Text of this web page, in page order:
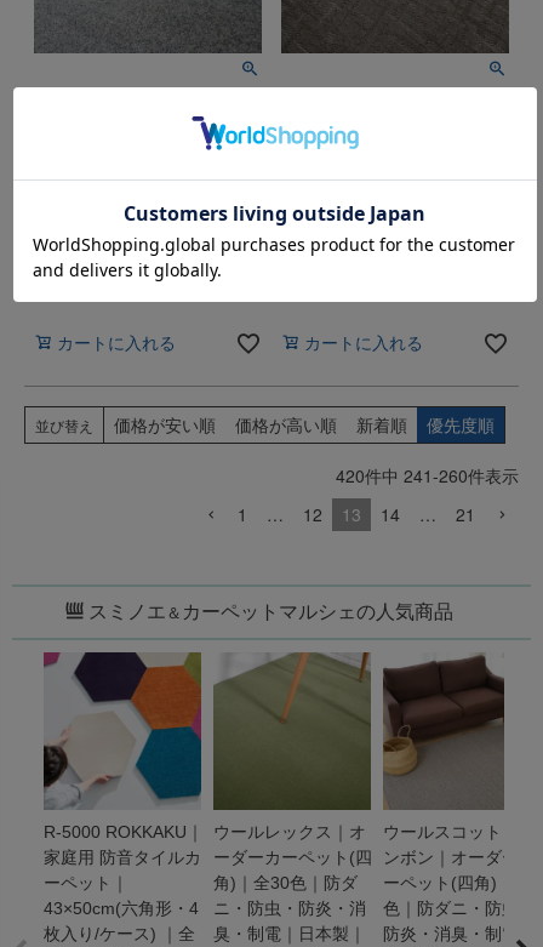
300×350cm ｜全10色｜防
汚・遊び毛防止｜日本製｜
Carpet Concierge
カーペットマルシェ価格
113,410
税込
カートに入れる
ールラグ｜チェック柄｜
消臭・制電・防虫｜日本製｜
Carpet Concierge
カーペットマルシェ価格
税込
カートに入れる
並び替え 価格が安い順 価格が高い順 新着順 優先度順
420件中 241-260件表示
1
… 12 13 14 … 21
スミノエ＆ カーペットマルシェの人気商品
R-5000 ROKKAKU｜
家庭用 防音タイルカ
ーペット｜
43×50cm(六角形・4
枚入り/ケース) ｜全
ウールレックス｜オ
ーダーカーペット(四
角)｜全30色｜防ダ
ニ・防虫・防炎・消
臭・制電｜日本製｜
ウールスコット ヘリ
ンボン｜オーダーカ
ーペット(四角)｜全3
色｜防ダニ・防虫・
防炎・消臭・制電｜